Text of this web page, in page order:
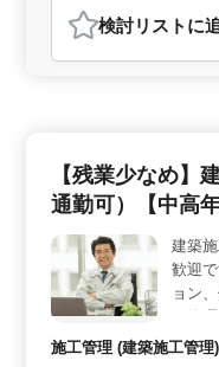
おすすめポイント
＜経験豊富な方歓迎
の企業で、豊富な経
れるため、スキル
間が少なく、快適
充実した福利厚生＞
の基本的な福利厚生
休二日、プライベー
す。また、グループ
ートが充実しています
検討リスト に
【残業少なめ】
通勤可）【中高年
建築
歓迎
ョン
工管
の作
施工管理 (建築施工管